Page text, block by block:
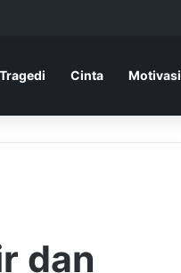
Tragedi Cinta Motivasi
dan